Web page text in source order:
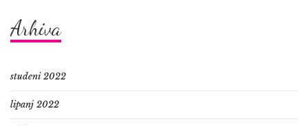
Arhiva
studeni 2022
lipanj 2022